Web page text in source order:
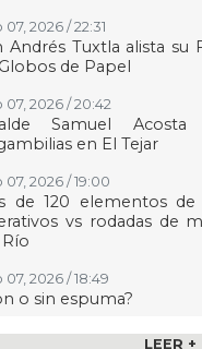
2026 / 22:31
Andrés Tuxtla alista su
de Papel
07, 2026 / 20:42
Samuel
en El Tejar
07, 2026 / 19:00
de 120 elementos de
vs rodadas de
07, 2026 / 18:49
o sin espuma?
07, 2026 / 18:20 LEER +